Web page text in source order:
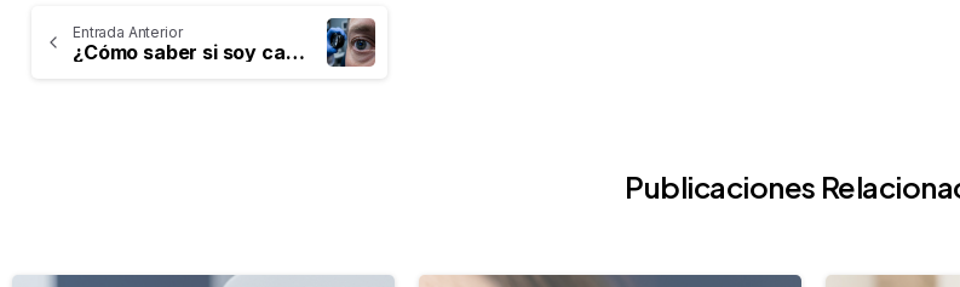
Entrada Anterior
¿Cómo saber si soy candidato para la cirugía láser de ojos?
Publicaciones